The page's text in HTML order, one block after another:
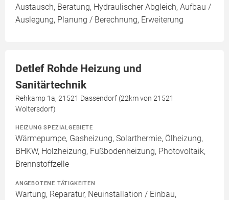
Austausch, Beratung, Hydraulischer Abgleich, Aufbau /
Auslegung, Planung / Berechnung, Erweiterung
Detlef Rohde Heizung und
Sanitärtechnik
Rehkamp 1a, 21521 Dassendorf (22km von 21521
Woltersdorf)
HEIZUNG SPEZIALGEBIETE
Wärmepumpe, Gasheizung, Solarthermie, Ölheizung,
BHKW, Holzheizung, Fußbodenheizung, Photovoltaik,
Brennstoffzelle
ANGEBOTENE TÄTIGKEITEN
Wartung, Reparatur, Neuinstallation / Einbau,